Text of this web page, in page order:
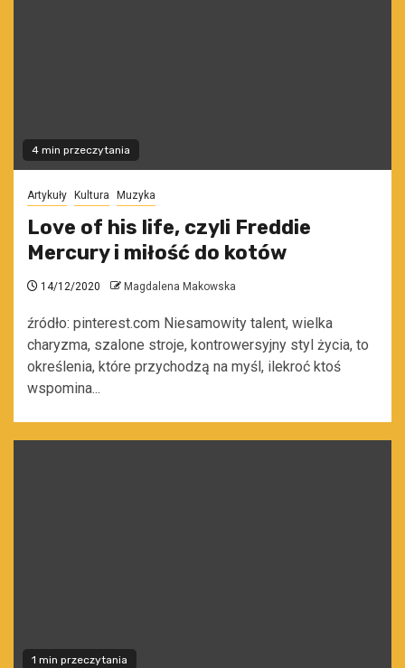
4 min przeczytania
Artykuły Kultura Muzyka
Love of his life, czyli Freddie
Mercury i miłość do kotów
14/12/2020 Magdalena Makowska
źródło: pinterest.com Niesamowity talent, wielka
charyzma, szalone stroje, kontrowersyjny styl życia, to
określenia, które przychodzą na myśl, ilekroć ktoś
wspomina...
1 min przeczytania